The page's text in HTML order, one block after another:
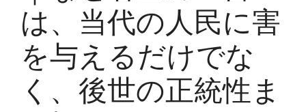
は、当代の人民に害
を与えるだけでな
く、後世の正統性ま